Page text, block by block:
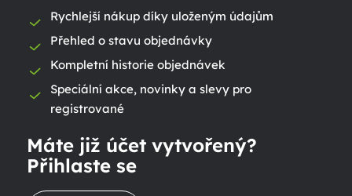
Rychlejší nákup díky uloženým údajům
Přehled o stavu objednávky
Kompletní historie objednávek
Speciální akce, novinky a slevy pro
registrované
Máte již účet vytvořený?
Přihlaste se